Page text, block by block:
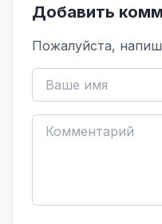
Добавить
Пожалуйста,